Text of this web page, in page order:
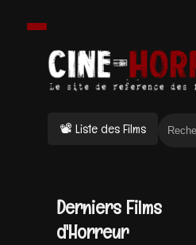
📽 Liste des Films
Derniers Films
d'Horreur